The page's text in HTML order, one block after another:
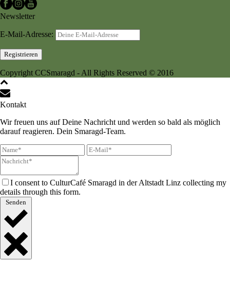
Newsletter
E-Mail-Adresse:
Copyright CCSmaragd - All Rights Reserved © 2016
Kontakt
Wir freuen uns auf Deine Nachricht und werden so bald als möglich
darauf reagieren. Dein Smaragd-Team.
I consent to CulturCafé Smaragd in der Altstadt Linz collecting my
details through this form.
Senden